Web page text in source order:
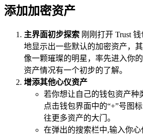
添加加密资产
主界面初步探索 刚刚打开 Trust
地显示出一些默认的加密资产，
像一颗璀璨的明星，率先进入你
资产情况有一个初步的了解。
增添其他心仪资产
若你想让自己的钱包资产种
点击钱包界面中的“+”号图
往更多资产的大门。
在弹出的搜索栏中,输入你